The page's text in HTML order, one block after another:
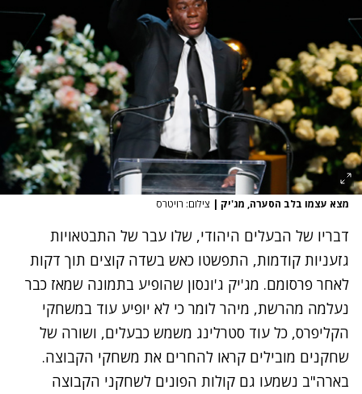
מצא עצמו בלב הסערה, מג'יק | צילום: רויטרס
דבריו של הבעלים היהודי, שלו עבר של התבטאויות
גזעניות קודמות, התפשטו כאש בשדה קוצים תוך דקות
לאחר פרסומם. מג'יק ג'ונסון שהופיע בתמונה שמאז כבר
נעלמה מהרשת, מיהר לומר כי לא יופיע עוד במשחקי
הקליפרס, כל עוד סטרלינג משמש כבעלים, ושורה של
שחקנים מובילים קראו להחרים את משחקי הקבוצה.
בארה"ב נשמעו גם קולות הפונים לשחקני הקבוצה